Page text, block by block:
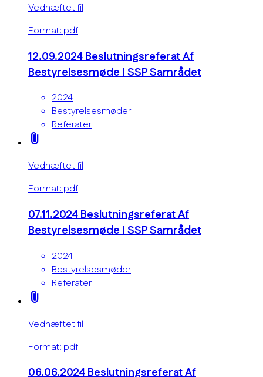
Vedhæftet fil
Format: pdf
12.09.2024 Beslutningsreferat Af
Bestyrelsesmøde I SSP Samrådet
2024
Bestyrelsesmøder
Referater
attach_file
Vedhæftet fil
Format: pdf
07.11.2024 Beslutningsreferat Af
Bestyrelsesmøde I SSP Samrådet
2024
Bestyrelsesmøder
Referater
attach_file
Vedhæftet fil
Format: pdf
06.06.2024 Beslutningsreferat Af